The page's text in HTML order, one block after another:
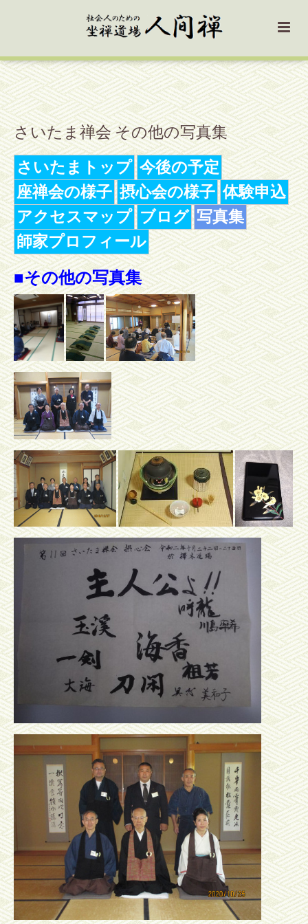
さいたま禅会 その他の写真集
さいたまトップ 今後の予定
座禅会の様子 摂心会の様子 体験申込
アクセスマップ ブログ 写真集
師家プロフィール
■その他の写真集